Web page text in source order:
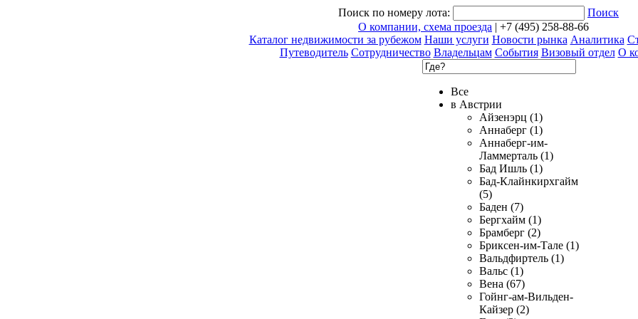
Поиск по номеру лота:
Поиск
О компании, схема проезда | +7 (495) 258-88-66
Каталог недвижимости за рубежом Наши услуги Новости рынка Аналитика
Путеводитель Сотрудничество Владельцам События Визовый отдел О
Все
в Австрии
Айзенэрц (1)
Аннаберг (1)
Аннаберг-им-
Ламмерталь (1)
Бад Ишль (1)
Бад-Клайнкирхгайм
(5)
Баден (7)
Бергхайм (1)
Брамберг (2)
Бриксен-им-Тале (1)
Вальдфиртель (1)
Вальс (1)
Вена (67)
Гойнг-ам-Вильден-
Кайзер (2)